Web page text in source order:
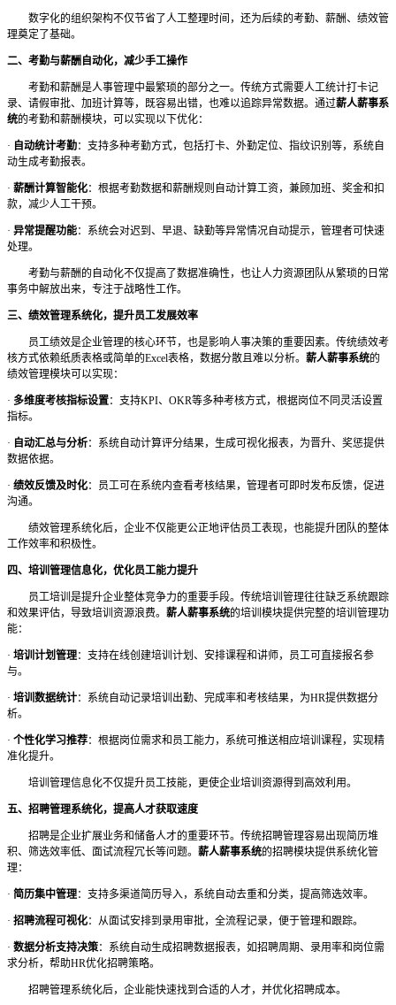
数字化的组织架构不仅节省了人工整理时间，还为后续的考勤、薪酬、绩效管
理奠定了基础。
二、考勤与薪酬自动化，减少手工操作
考勤和薪酬是人事管理中最繁琐的部分之一。传统方式需要人工统计打卡记
录、请假审批、加班计算等，既容易出错，也难以追踪异常数据。通过薪人薪事系
统的考勤和薪酬模块，可以实现以下优化：
· 自动统计考勤：支持多种考勤方式，包括打卡、外勤定位、指纹识别等，系统自
动生成考勤报表。
· 薪酬计算智能化：根据考勤数据和薪酬规则自动计算工资，兼顾加班、奖金和扣
款，减少人工干预。
· 异常提醒功能：系统会对迟到、早退、缺勤等异常情况自动提示，管理者可快速
处理。
考勤与薪酬的自动化不仅提高了数据准确性，也让人力资源团队从繁琐的日常
事务中解放出来，专注于战略性工作。
三、绩效管理系统化，提升员工发展效率
员工绩效是企业管理的核心环节，也是影响人事决策的重要因素。传统绩效考
核方式依赖纸质表格或简单的Excel表格，数据分散且难以分析。 薪人薪事系统的
绩效管理模块可以实现：
· 多维度考核指标设置：支持KPI、OKR等多种考核方式，根据岗位不同灵活设置
指标。
· 自动汇总与分析：系统自动计算评分结果，生成可视化报表，为晋升、奖惩提供
数据依据。
· 绩效反馈及时化：员工可在系统内查看考核结果，管理者可即时发布反馈，促进
沟通。
绩效管理系统化后，企业不仅能更公正地评估员工表现，也能提升团队的整体
工作效率和积极性。
四、培训管理信息化，优化员工能力提升
员工培训是提升企业整体竞争力的重要手段。传统培训管理往往缺乏系统跟踪
和效果评估，导致培训资源浪费。 薪人薪事系统的培训模块提供完整的培训管理功
能：
· 培训计划管理：支持在线创建培训计划、安排课程和讲师，员工可直接报名参
与。
· 培训数据统计：系统自动记录培训出勤、完成率和考核结果，为HR提供数据分
析。
· 个性化学习推荐：根据岗位需求和员工能力，系统可推送相应培训课程，实现精
准化提升。
培训管理信息化不仅提升员工技能，更使企业培训资源得到高效利用。
五、招聘管理系统化，提高人才获取速度
招聘是企业扩展业务和储备人才的重要环节。传统招聘管理容易出现简历堆
积、筛选效率低、面试流程冗长等问题。 薪人薪事系统的招聘模块提供系统化管
理：
· 简历集中管理：支持多渠道简历导入，系统自动去重和分类，提高筛选效率。
· 招聘流程可视化：从面试安排到录用审批，全流程记录，便于管理和跟踪。
· 数据分析支持决策：系统自动生成招聘数据报表，如招聘周期、录用率和岗位需
求分析，帮助HR优化招聘策略。
招聘管理系统化后，企业能快速找到合适的人才，并优化招聘成本。